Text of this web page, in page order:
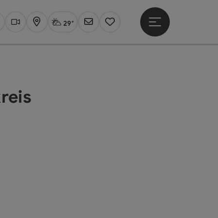
Webcams
KarteAktuelles Wetter Linz, stark bewölkt
29°
Newsletter
Merkzettel
Hauptmenü öffnen